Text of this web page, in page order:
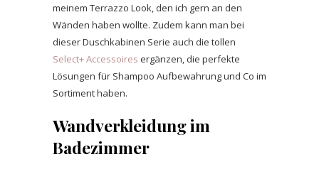
meinem Terrazzo Look, den ich gern an den
Wänden haben wollte. Zudem kann man bei
dieser Duschkabinen Serie auch die tollen
Select+ Accessoires ergänzen, die perfekte
Lösungen für Shampoo Aufbewahrung und Co im
Sortiment haben.
Wandverkleidung im
Badezimmer